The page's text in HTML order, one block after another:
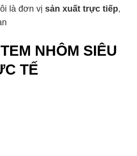
là đơn vị sản xuất trực tiếp,
NHÔM SIÊU
TẾ